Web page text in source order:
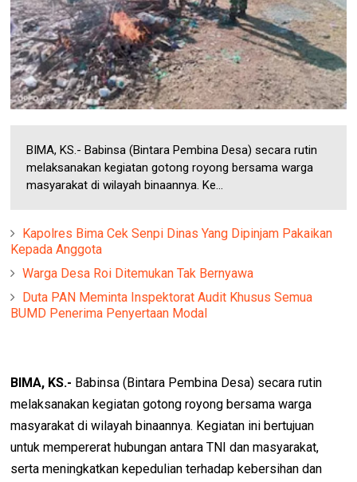
BIMA, KS.- Babinsa (Bintara Pembina Desa) secara rutin
melaksanakan kegiatan gotong royong bersama warga
masyarakat di wilayah binaannya. Ke...
Kapolres Bima Cek Senpi Dinas Yang Dipinjam Pakaikan
Kepada Anggota
Warga Desa Roi Ditemukan Tak Bernyawa
Duta PAN Meminta Inspektorat Audit Khusus Semua
BUMD Penerima Penyertaan Modal
BIMA, KS.- Babinsa (Bintara Pembina Desa) secara rutin
melaksanakan kegiatan gotong royong bersama warga
masyarakat di wilayah binaannya. Kegiatan ini bertujuan
untuk mempererat hubungan antara TNI dan masyarakat,
serta meningkatkan kepedulian terhadap kebersihan dan